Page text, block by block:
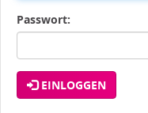
Passwort:
EINLOGGEN